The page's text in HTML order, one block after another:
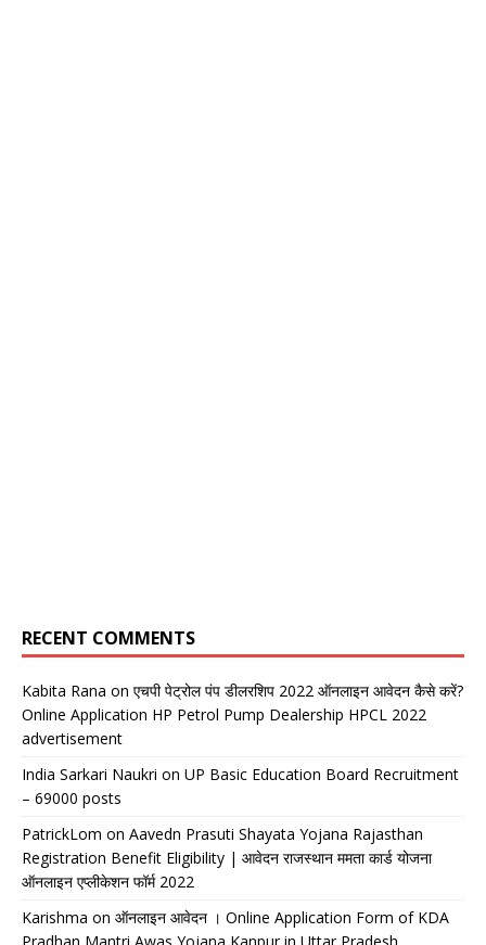
RECENT COMMENTS
Kabita Rana on एचपी पेट्रोल पंप डीलरशिप 2022 ऑनलाइन आवेदन कैसे करें?
Online Application HP Petrol Pump Dealership HPCL 2022
advertisement
India Sarkari Naukri on UP Basic Education Board Recruitment
– 69000 posts
PatrickLom on Aavedn Prasuti Shayata Yojana Rajasthan
Registration Benefit Eligibility | आवेदन राजस्थान ममता कार्ड योजना
ऑनलाइन एप्लीकेशन फॉर्म 2022
Karishma on ऑनलाइन आवेदन । Online Application Form of KDA